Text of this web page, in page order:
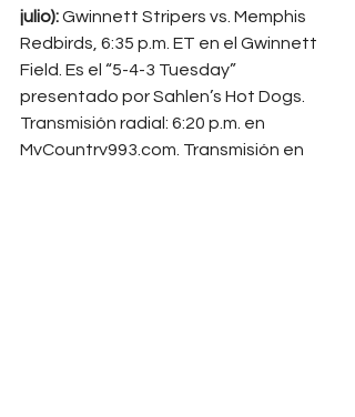
julio): Gwinnett Stripers vs. Memphis
Redbirds, 6:35 p.m. ET en el Gwinnett
Field. Es el “5-4-3 Tuesday”
presentado por Sahlen’s Hot Dogs.
Transmisión radial: 6:20 p.m. en
MyCountry993.com . Transmisión en